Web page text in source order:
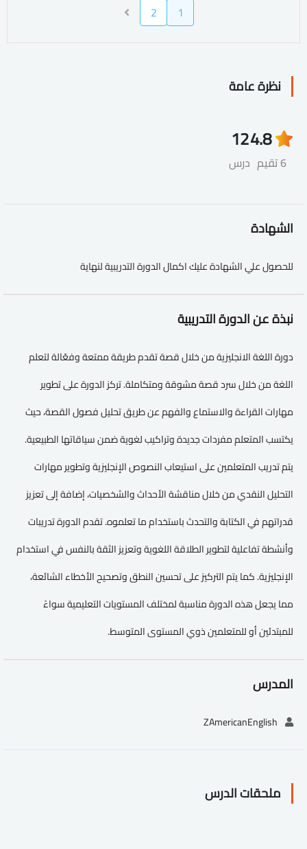
1
2
نظرة عامة
4.8
6 تقيم
12
درس
الشهادة
للحصول علي الشهادة عليك اكمال الدورة التدريبية لنهاية
نبذة عن الدورة التدريبية
دورة اللغة الانجليزية من خلال قصة تقدم طريقة ممتعة وفعّالة لتعلم
اللغة من خلال سرد قصة مشوقة ومتكاملة. تركز الدورة على تطوير
مهارات القراءة والاستماع والفهم عن طريق تحليل فصول القصة، حيث
يكتسب المتعلم مفردات جديدة وتراكيب لغوية ضمن سياقاتها الطبيعية.
يتم تدريب المتعلمين على استيعاب النصوص الإنجليزية وتطوير مهارات
التحليل النقدي من خلال مناقشة الأحداث والشخصيات، إضافة إلى تعزيز
قدراتهم في الكتابة والتحدث باستخدام ما تعلموه. تقدم الدورة تدريبات
وأنشطة تفاعلية لتطوير الطلاقة اللغوية وتعزيز الثقة بالنفس في استخدام
الإنجليزية. كما يتم التركيز على تحسين النطق وتصحيح الأخطاء الشائعة،
مما يجعل هذه الدورة مناسبة لمختلف المستويات التعليمية سواءً
للمبتدئين أو للمتعلمين ذوي المستوى المتوسط.
المدرس
ملحقات الدرس